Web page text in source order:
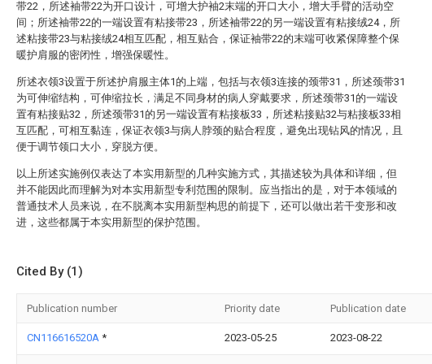
带22，所述袖带22为开口设计，可增大护袖2末端的开口大小，增大手臂的活动空
间；所述袖带22的一端设置有粘接带23，所述袖带22的另一端设置有粘接绒24，所
述粘接带23与粘接绒24相互匹配，相互贴合，保证袖带22的末端可收紧保障整个保
暖护肩服的密闭性，增强保暖性。
所述衣领3设置于所述护肩服主体1的上端，包括与衣领3连接的颈带31，所述颈带31
为可伸缩结构，可伸缩拉长，满足不同身材的病人穿戴要求，所述颈带31的一端设
置有粘接贴32，所述颈带31的另一端设置有粘接板33，所述粘接贴32与粘接板33相
互匹配，可相互黏连，保证衣领3与病人脖颈的贴合程度，避免出现钻风的情况，且
便于调节领口大小，穿脱方便。
以上所述实施例仅表达了本实用新型的几种实施方式，其描述较为具体和详细，但
并不能因此而理解为对本实用新型专利范围的限制。应当指出的是，对于本领域的
普通技术人员来说，在不脱离本实用新型构思的前提下，还可以做出若干变形和改
进，这些都属于本实用新型的保护范围。
Cited By (1)
Publication number Priority date Publication date
CN116616520A * 2023-05-25 2023-08-22